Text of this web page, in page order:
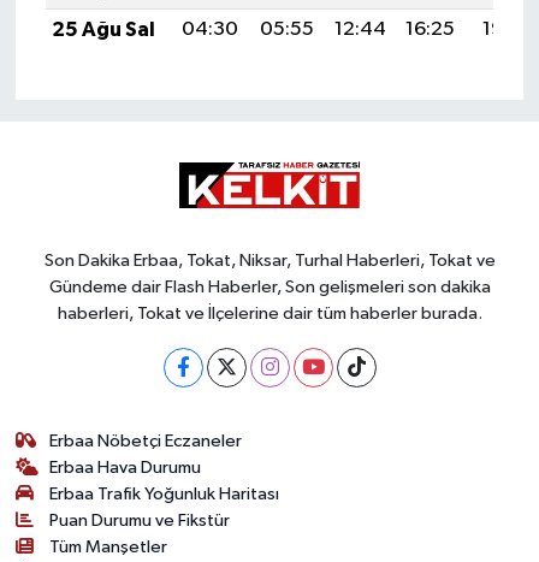
25 Ağu Sal
04:30 05:55 12:44 16:25 19:23
Son Dakika Erbaa, Tokat, Niksar, Turhal Haberleri, Tokat ve
Gündeme dair Flash Haberler, Son gelişmeleri son dakika
haberleri, Tokat ve İlçelerine dair tüm haberler burada.
Erbaa Nöbetçi Eczaneler
Erbaa Hava Durumu
Erbaa Trafik Yoğunluk Haritası
Puan Durumu ve Fikstür
Tüm Manşetler